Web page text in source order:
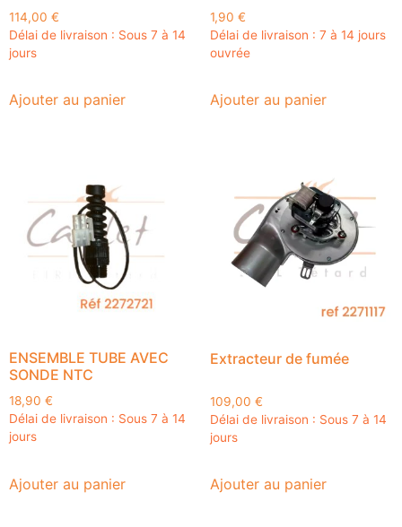
114,00 €
Délai de livraison : Sous 7 à 14
jours
Ajouter au panier
1,90 €
Délai de livraison : 7 à 14 jours
ouvrée
Ajouter au panier
ENSEMBLE TUBE AVEC
SONDE NTC
18,90 €
Délai de livraison : Sous 7 à 14
jours
Ajouter au panier
Extracteur de fumée
109,00 €
Délai de livraison : Sous 7 à 14
jours
Ajouter au panier